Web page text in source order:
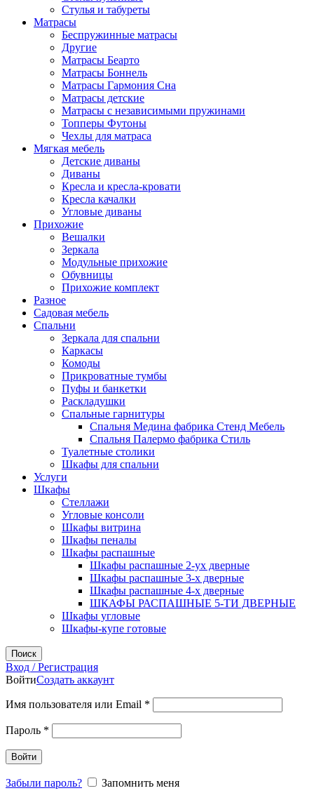
Стулья и табуреты
Матрасы
Беспружинные матрасы
Другие
Матрасы Беарто
Матрасы Боннель
Матрасы Гармония Сна
Матрасы детские
Матрасы с независимыми пружинами
Топперы Футоны
Чехлы для матраса
Мягкая мебель
Детские диваны
Диваны
Кресла и кресла-кровати
Кресла качалки
Угловые диваны
Прихожие
Вешалки
Зеркала
Модульные прихожие
Обувницы
Прихожие комплект
Разное
Садовая мебель
Спальни
Зеркала для спальни
Каркасы
Комоды
Прикроватные тумбы
Пуфы и банкетки
Раскладушки
Спальные гарнитуры
Спальня Медина фабрика Стенд Мебель
Спальня Палермо фабрика Стиль
Туалетные столики
Шкафы для спальни
Услуги
Шкафы
Стеллажи
Угловые консоли
Шкафы витрина
Шкафы пеналы
Шкафы распашные
Шкафы распашные 2-ух дверные
Шкафы распашные 3-х дверные
Шкафы распашные 4-х дверные
ШКАФЫ РАСПАШНЫЕ 5-ТИ ДВЕРНЫЕ
Шкафы угловые
Шкафы-купе готовые
Поиск
Вход / Регистрация
ВойтиСоздать аккаунт
Имя пользователя или Email *
Пароль *
Войти
Забыли пароль?
Запомнить меня